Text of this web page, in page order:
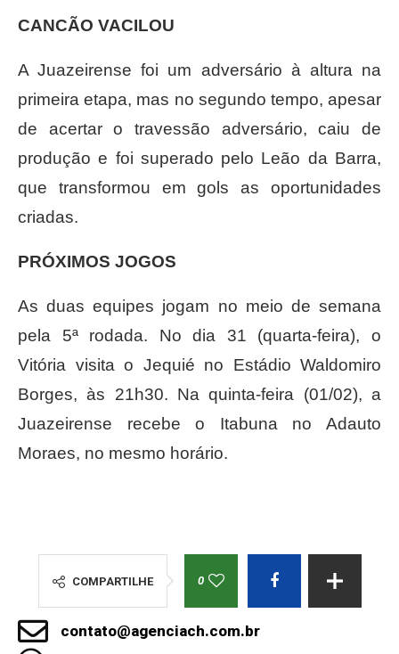
CANCÃO VACILOU
A Juazeirense foi um adversário à altura na
primeira etapa, mas no segundo tempo, apesar
de acertar o travessão adversário, caiu de
produção e foi superado pelo Leão da Barra,
que transformou em gols as oportunidades
criadas.
PRÓXIMOS JOGOS
As duas equipes jogam no meio de semana
pela 5ª rodada. No dia 31 (quarta-feira), o
Vitória visita o Jequié no Estádio Waldomiro
Borges, às 21h30. Na quinta-feira (01/02), a
Juazeirense recebe o Itabuna no Adauto
Moraes, no mesmo horário.
COMPARTILHE 0
contato@agenciach.com.br